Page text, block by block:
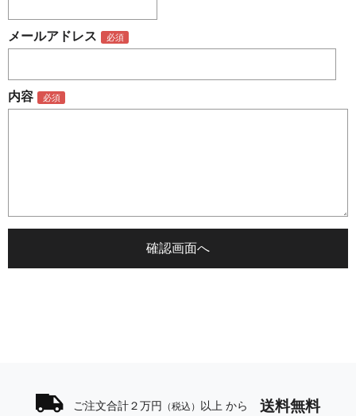
メールアドレス
内容
ご注文合計２万円 （税込） 以上 から 送料無料